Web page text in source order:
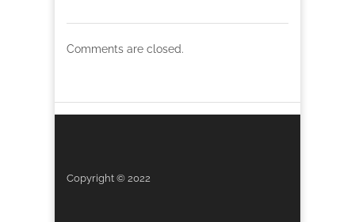
Comments are closed.
Copyright © 2022